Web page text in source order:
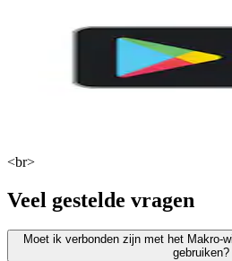
<br>
Veel gestelde vragen
Moet ik verbonden zijn met het Makro-
gebruiken?